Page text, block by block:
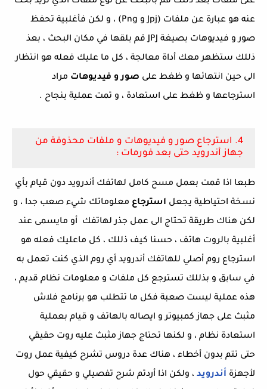
عنه هو عبارة عن ملفات (Jpj و Png) ، و لكن فأغلبية تحفظ
صور و فيديوهات بصيغة JPJ قم بلقها في مكان البحث ، بعذ
ذللك ستظهر معك أداة معالجة ، كل ما عليك فعله هو انتظار
الى حين انتهائها و ظغط على صور و فيديوهات مراد
استرجاعها و ظغط على استعادة ، و تمت عملية بنجاح .
4. استرجاع صور و فيديوهات و ملفات محذوفة من
جهاز أندرويد حتى بعد فورمات :
طبعا اذا قمت بعمل مسح كامل لهاتفك أندرويد دون قيام بأي
نسخة احتياطية يجعل استرجاع معلوماتك شيء صعب جدا ، و
لكن هناك طريقة تحتاج الى عمل جذر لهاتفك أو مايسمى عند
أغلبية بالروت هاتف ، حسنا كيف ذللك ، كل ماعليك فعله هو
استرجاع روم أصلي للهاتفك أندرويد أي روم الذي كنت تعمل به
في سابق و بذللك تسترجع كل ملفات و معلومات نظام قديم ،
هذه عملية ليست صعبة فكل ما تتطلب هو برنامج فلاش
مثبث على جهاز كمبيوتر و ايصاله بالهاتف و قيام بعملية
استعادة نظام ، و لكنها تحتاج جهاز مثبث عليه روت حقيقي
حتى تتم بدون أخطاء ، هناك عدة دروس تشرح كيفية عمل روت
لأجهزة أندرويد ، ولكن اذا أردتم شرح تفصيلي و حقيقي حول